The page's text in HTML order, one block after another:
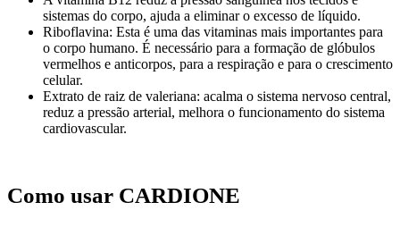
sistemas do corpo, ajuda a eliminar o excesso de líquido.
Riboflavina: Esta é uma das vitaminas mais importantes para
o corpo humano. É necessário para a formação de glóbulos
vermelhos e anticorpos, para a respiração e para o crescimento
celular.
Extrato de raiz de valeriana: acalma o sistema nervoso central,
reduz a pressão arterial, melhora o funcionamento do sistema
cardiovascular.
Como usar CARDIONE